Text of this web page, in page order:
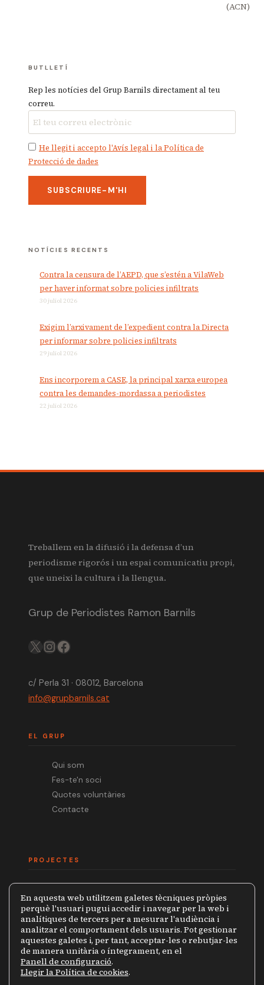
(ACN)
BUTLLETÍ
Rep les notícies del Grup Barnils directament al teu
correu.
He llegit i accepto l'Avís legal i la Política de
Protecció de dades
NOTÍCIES RECENTS
Contra la censura de l’AEPD, que s’estén a VilaWeb
per haver informat sobre policies infiltrats
30 juliol 2026
Exigim l’arxivament de l’expedient contra la Directa
per informar sobre policies infiltrats
29 juliol 2026
Ens incorporem a CASE, la principal xarxa europea
contra les demandes-mordassa a periodistes
22 juliol 2026
Treballem en la difusió i la defensa d’un
periodisme rigorós i un espai comunicatiu propi,
que uneixi la cultura i la llengua.
Grup de Periodistes Ramon Barnils
X IGFB
c/ Perla 31 · 08012, Barcelona
info@grupbarnils.cat
EL GRUP
Qui som
Fes-te'n soci
Quotes voluntàries
Contacte
PROJECTES
Premi Ramon Barnils
Col·lecció Periodistes
Mapa de la Censura
En aquesta web utilitzem galetes tècniques pròpies
perquè l'usuari pugui accedir i navegar per la web i
analítiques de tercers per a mesurar l'audiència i
analitzar el comportament dels usuaris. Pot gestionar
aquestes galetes i, per tant, acceptar-les o rebutjar-les
de manera unitària o íntegrament, en el
Panell de configuració.
Llegir la Política de cookies.